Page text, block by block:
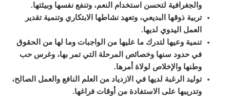
والجغرافية لتحسن استخدام النعم، وتنفع نفسها وبيئتها.
تربية ذوقها البديعي، وتعهد نشاطها الابتكاري وتنمية تقدير
العمل اليدوي لديها.
تنمية وعيها لتدرك ما عليها من الواجبات وما لها من الحقوق
في حدود سنها وخصائص المرحلة التيتمر بها، وغرس حب
وطنها والإخلاص لولاة أمرها.
توليد الرغبة لديها في الازدياد من العلم النافع والعمل الصالح،
وتدريبها على الاستفادة من أوقات فراغها.